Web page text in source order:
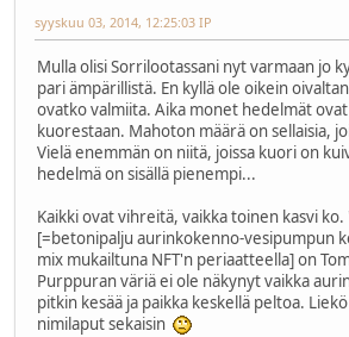
syyskuu 03, 2014, 12:25:03 IP
Mulla olisi Sorrilootassani nyt varmaan jo
pari ämpärillistä. En kyllä ole oikein
ovatko valmiita. Aika monet hedelmät
kuorestaan. Mahoton määrä on sellaisia,
Vielä enemmän on niitä, joissa kuori on
hedelmä on sisällä pienempi...
Kaikki ovat vihreitä, vaikka toinen kasvi ko.
[=betonipalju aurinkokenno-vesipumpun
mix mukailtuna NFT'n periaatteella] on
Purppuran väriä ei ole näkynyt vaikka
pitkin kesää ja paikka keskellä peltoa.
nimilaput sekaisin